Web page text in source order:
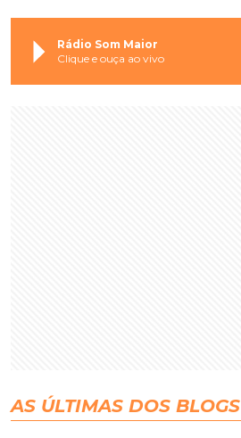
Rádio Som Maior
Clique e ouça ao vivo
AS ÚLTIMAS DOS BLOGS